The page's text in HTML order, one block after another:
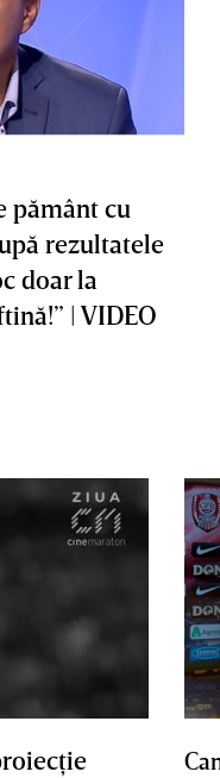
pământ cu
rezultatele
doar la
| VIDEO